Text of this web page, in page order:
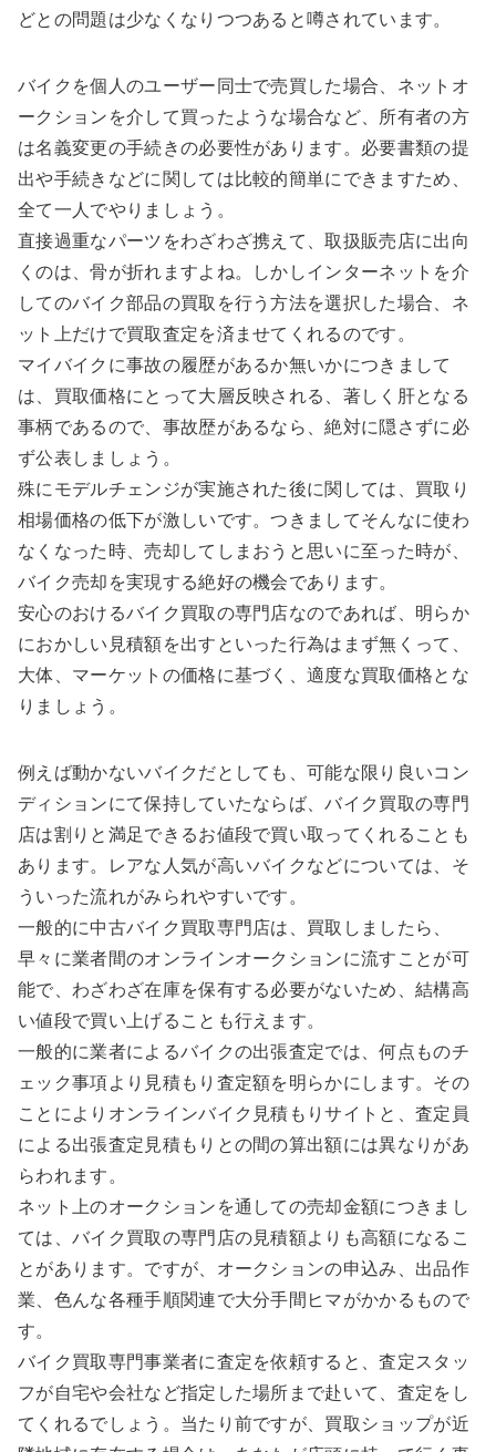
どとの問題は少なくなりつつあると噂されています。
バイクを個人のユーザー同士で売買した場合、ネットオ
ークションを介して買ったような場合など、所有者の方
は名義変更の手続きの必要性があります。必要書類の提
出や手続きなどに関しては比較的簡単にできますため、
全て一人でやりましょう。
直接過重なパーツをわざわざ携えて、取扱販売店に出向
くのは、骨が折れますよね。しかしインターネットを介
してのバイク部品の買取を行う方法を選択した場合、ネ
ット上だけで買取査定を済ませてくれるのです。
マイバイクに事故の履歴があるか無いかにつきまして
は、買取価格にとって大層反映される、著しく肝となる
事柄であるので、事故歴があるなら、絶対に隠さずに必
ず公表しましょう。
殊にモデルチェンジが実施された後に関しては、買取り
相場価格の低下が激しいです。つきましてそんなに使わ
なくなった時、売却してしまおうと思いに至った時が、
バイク売却を実現する絶好の機会であります。
安心のおけるバイク買取の専門店なのであれば、明らか
におかしい見積額を出すといった行為はまず無くって、
大体、マーケットの価格に基づく、適度な買取価格とな
りましょう。
例えば動かないバイクだとしても、可能な限り良いコン
ディションにて保持していたならば、バイク買取の専門
店は割りと満足できるお値段で買い取ってくれることも
あります。レアな人気が高いバイクなどについては、そ
ういった流れがみられやすいです。
一般的に中古バイク買取専門店は、買取しましたら、
早々に業者間のオンラインオークションに流すことが可
能で、わざわざ在庫を保有する必要がないため、結構高
い値段で買い上げることも行えます。
一般的に業者によるバイクの出張査定では、何点ものチ
ェック事項より見積もり査定額を明らかにします。その
ことによりオンラインバイク見積もりサイトと、査定員
による出張査定見積もりとの間の算出額には異なりがあ
らわれます。
ネット上のオークションを通しての売却金額につきまし
ては、バイク買取の専門店の見積額よりも高額になるこ
とがあります。ですが、オークションの申込み、出品作
業、色んな各種手順関連で大分手間ヒマがかかるもので
す。
バイク買取専門事業者に査定を依頼すると、査定スタッ
フが自宅や会社など指定した場所まで赴いて、査定をし
てくれるでしょう。当たり前ですが、買取ショップが近